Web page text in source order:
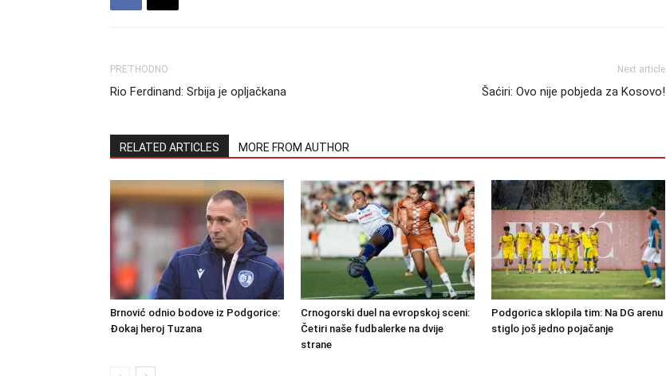
PRETHODNO
Rio Ferdinand: Srbija je opljačkana
Next article
Šaćiri: Ovo nije pobjeda za Kosovo!
RELATED ARTICLES MORE FROM AUTHOR
Brnović odnio bodove iz Podgorice:
Đokaj heroj Tuzana
Crnogorski duel na evropskoj sceni:
Četiri naše fudbalerke na dvije
strane
Podgorica sklopila tim: Na DG arenu
stiglo još jedno pojačanje